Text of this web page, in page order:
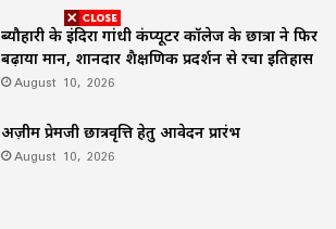
ब्यौहारी के इंदिरा गांधी कंप्यूटर कॉलेज के छात्रों ने फिर
बढ़ाया मान, शानदार शैक्षणिक प्रदर्शन से रचा इतिहास
August 10, 2026
अज़ीम प्रेमजी छात्रवृत्ति हेतु आवेदन प्रारंभ
August 10, 2026